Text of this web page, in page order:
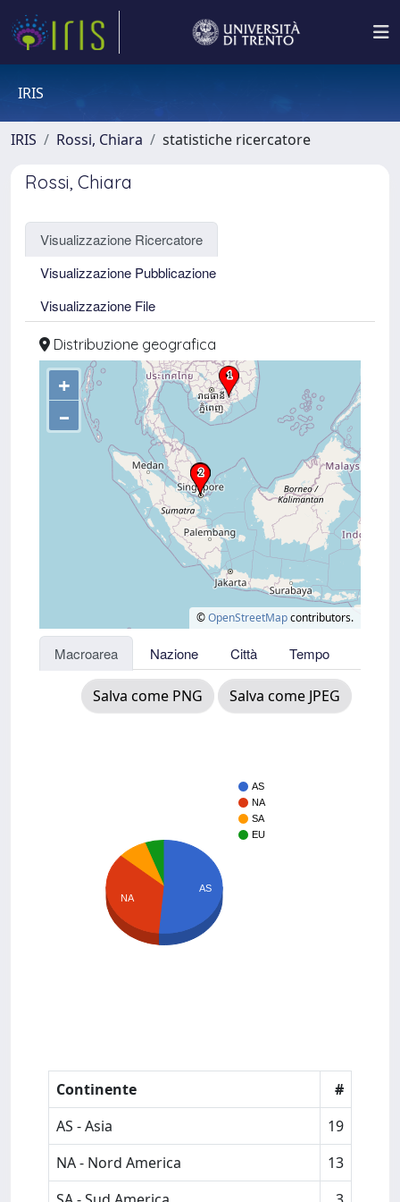
IRIS
IRIS Rossi, Chiara statistiche ricercatore
Rossi, Chiara
Visualizzazione Ricercatore
Visualizzazione Pubblicazione
Visualizzazione File
Distribuzione geografica
+
–
©OpenStreetMapcontributors.
Macroarea Nazione Città Tempo
Salva come PNG Salva come JPEG
AS
NA
SA
EU
NA
AS
Continente
#
AS - Asia
19
NA - Nord America
13